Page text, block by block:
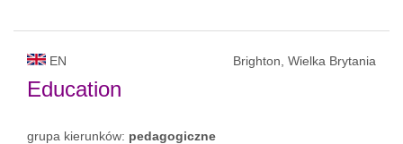
EN Brighton, Wielka Brytania
Education
grupa kierunków: pedagogiczne